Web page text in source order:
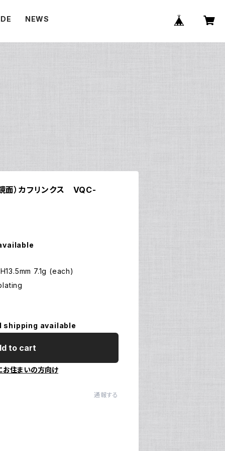
NEWS
面）カフリンクス VQC-
7.1g (each)
shipping available
to cart
お住まいの方向け
通報する